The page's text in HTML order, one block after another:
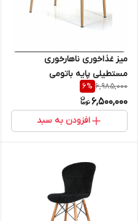
میز غذاخوری ناهارخوری
مستطیلی پایه باتومی
6,985,000
6%
6,500,000
افزودن به سبد